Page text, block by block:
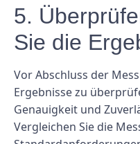
5.
Sie die
Vor Abschluss der
Ergebnisse zu
Genauigkeit und
Vergleichen Sie die